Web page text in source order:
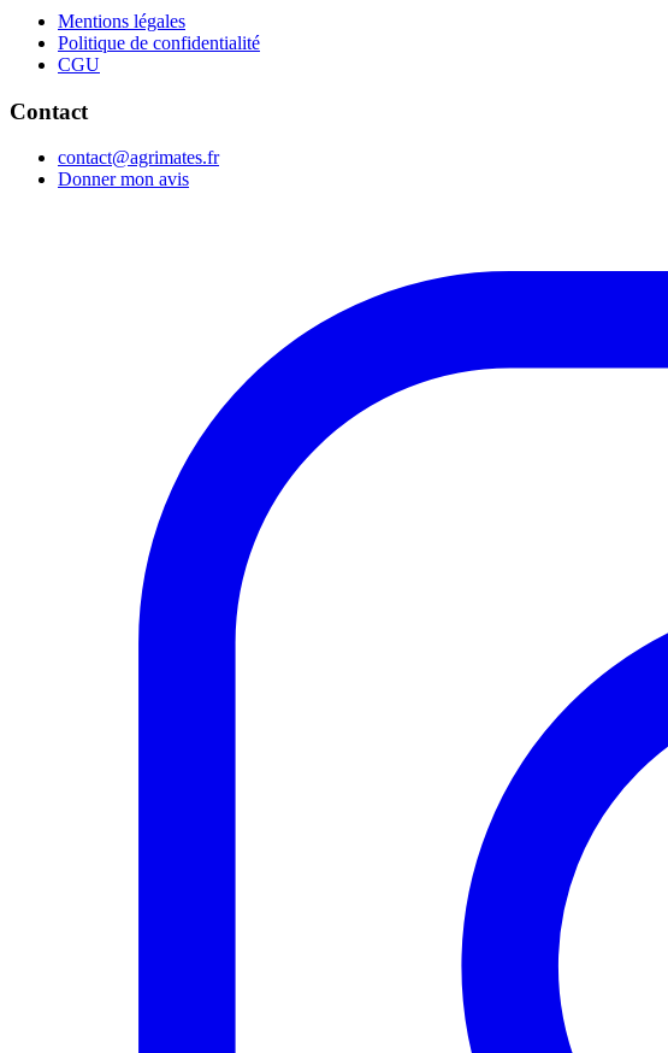
Mentions légales
Politique de confidentialité
CGU
Contact
contact@agrimates.fr
Donner mon avis